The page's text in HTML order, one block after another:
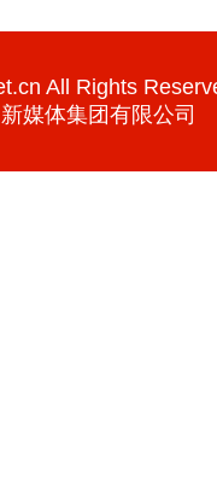
All Rights
媒体集团有限公司